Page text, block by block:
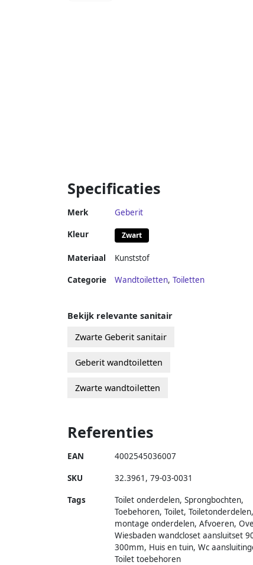
Specificaties
Merk Geberit
Kleur Zwart
Materiaal Kunststof
Categorie Wandtoiletten, Toiletten
Bekijk relevante sanitair
Zwarte Geberit sanitair
Geberit wandtoiletten
Zwarte wandtoiletten
Referenties
EAN 4002545036007
SKU 32.3961 , 79-03-0031
Tags
Toilet onderdelen, Sprongbochten,
Toebehoren, Toilet,
montage onderdelen, Afvoeren,
Wiesbaden wandcloset aansluitset
300mm, Huis en tuin, Wc
Toilet toebehoren